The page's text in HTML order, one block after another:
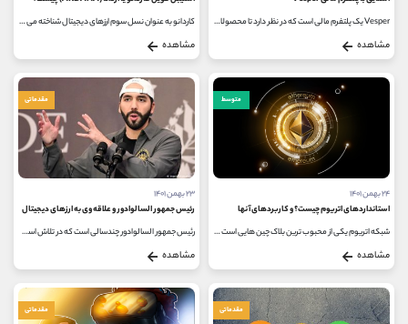
Vesper یک پلتفرم مالی است که در نظر دارد تا محصولاتی را در زمینه مبادلات مالی غیرمتمرکز ایجاد کند که استفاده از دیفای را تسهیل...
مشاهده
کاردانو به عنوان نسل سوم ارزهای دیجیتال شناخته می شود که توسط هاسکینسون و همکار سابقش جری وود پس از پروژه اتریوم ایجاد شد...
مشاهده
متوسط
۲۴ بهمن ۱۴۰۱
استانداردهای اتریوم چیست؟ و کاربردهای آنها
شبکه اتریوم یکی از محبوب ترین بلاک چین هایی است که در بازار ارز دیجیتال وجود دارد که از الگوریتم گواه اثبات کار برای اجماع...
مشاهده
مقدماتی
۲۳ بهمن ۱۴۰۱
رئیس جمهور السالوادور و علاقه وی به ارزهای دیجیتال
رئیس جمهور السالوادور چندسالی است که در تلاش است تا ارز دیجیتال بیت کوین را به عنوان یک پول رسمی برای انجام مبادلات ارزهای...
مشاهده
مقدماتی مقدماتی